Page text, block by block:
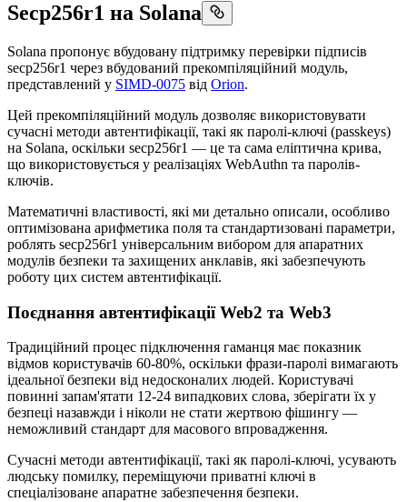
Secp256r1 на Solana
Solana пропонує вбудовану підтримку перевірки підписів
secp256r1 через вбудований прекомпіляційний модуль,
представлений у SIMD-0075 від Orion.
Цей прекомпіляційний модуль дозволяє використовувати
сучасні методи автентифікації, такі як паролі-ключі (passkeys)
на Solana, оскільки secp256r1 — це та сама еліптична крива,
що використовується у реалізаціях WebAuthn та паролів-
ключів.
Математичні властивості, які ми детально описали, особливо
оптимізована арифметика поля та стандартизовані параметри,
роблять secp256r1 універсальним вибором для апаратних
модулів безпеки та захищених анклавів, які забезпечують
роботу цих систем автентифікації.
Поєднання автентифікації Web2 та Web3
Традиційний процес підключення гаманця має показник
відмов користувачів 60-80%, оскільки фрази-паролі вимагають
ідеальної безпеки від недосконалих людей. Користувачі
повинні запам'ятати 12-24 випадкових слова, зберігати їх у
безпеці назавжди і ніколи не стати жертвою фішингу —
неможливий стандарт для масового впровадження.
Сучасні методи автентифікації, такі як паролі-ключі, усувають
людську помилку, переміщуючи приватні ключі в
спеціалізоване апаратне забезпечення безпеки.